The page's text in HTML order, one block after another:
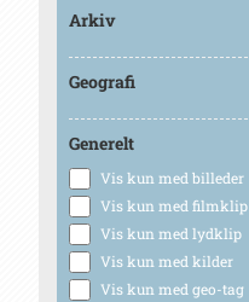
Arkiv
Geografi
Generelt
Vis kun med billeder
Vis kun med filmklip
Vis kun med lydklip
Vis kun med kilder
Vis kun med geo-tag